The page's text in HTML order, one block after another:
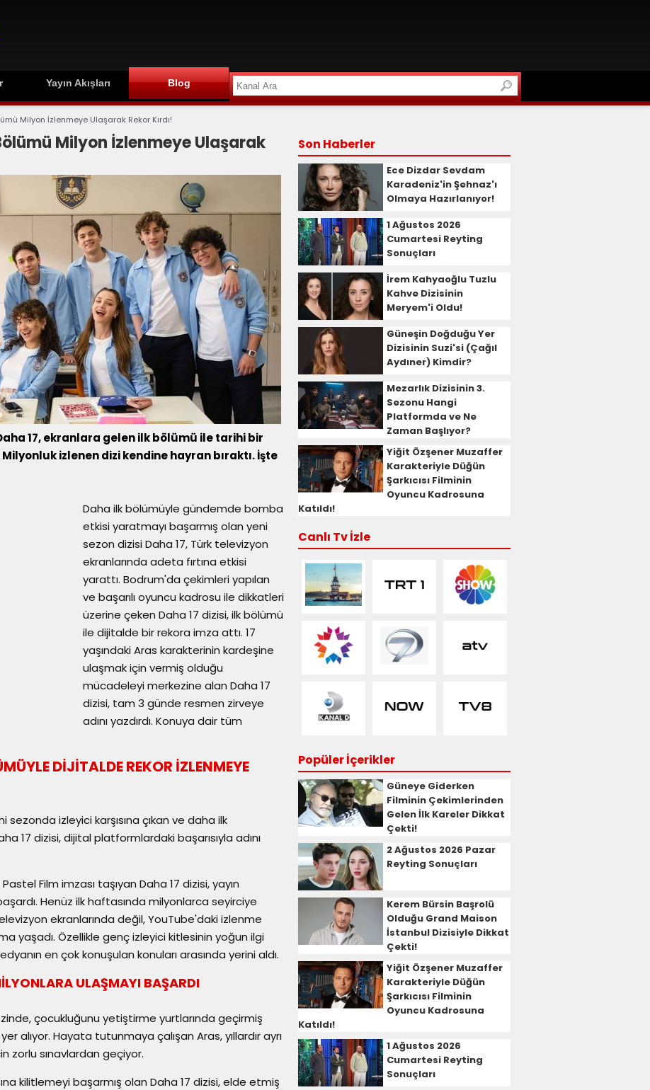
Yayın Akışları Blog
Milyon İzlenmeye Ulaşarak Rekor Kırdı!
Milyon İzlenmeye Ulaşarak
17, ekranlara gelen ilk bölümü ile tarihi bir
izlenen dizi kendine hayran bıraktı. İşte
Daha ilk bölümüyle gündemde bomba
etkisi yaratmayı başarmış olan yeni
sezon dizisi Daha 17, Türk televizyon
ekranlarında adeta fırtına etkisi
yarattı. Bodrum'da çekimleri yapılan
ve başarılı oyuncu kadrosu ile dikkatleri
üzerine çeken Daha 17 dizisi, ilk bölümü
ile dijitalde bir rekora imza attı. 17
yaşındaki Aras karakterinin kardeşine
ulaşmak için vermiş olduğu
mücadeleyi merkezine alan Daha 17
dizisi, tam 3 günde resmen zirveye
adını yazdırdı. Konuya dair tüm
DİJİTALDE REKOR İZLENMEYE
sezonda izleyici karşısına çıkan ve daha ilk
17 dizisi, dijital platformlardaki başarısıyla adını
Film imzası taşıyan Daha 17 dizisi, yayın
Henüz ilk haftasında milyonlarca seyirciye
ekranlarında değil, YouTube'daki izlenme
yaşadı. Özellikle genç izleyici kitlesinin yoğun ilgi
en çok konuşulan konuları arasında yerini aldı.
ULAŞMAYI BAŞARDI
çocukluğunu yetiştirme yurtlarında geçirmiş
alıyor. Hayata tutunmaya çalışan Aras, yıllardır ayrı
zorlu sınavlardan geçiyor.
kilitlemeyi başarmış olan Daha 17 dizisi, elde etmiş
Son Haberler
Ece Dizdar Sevdam
Karadeniz'in Şehnaz'ı
Olmaya Hazırlanıyor!
1 Ağustos 2026
Cumartesi Reyting
Sonuçları
İrem Kahyaoğlu Tuzlu
Kahve Dizisinin
Meryem'i Oldu!
Güneşin Doğduğu Yer
Dizisinin Suzi'si (Çağıl
Aydıner) Kimdir?
Mezarlık Dizisinin 3.
Sezonu Hangi
Platformda ve Ne
Zaman Başlıyor?
Yiğit Özşener Muzaffer
Karakteriyle Düğün
Şarkıcısı Filminin
Oyuncu Kadrosuna
Katıldı!
Canlı Tv İzle
Popüler İçerikler
Güneye Giderken
Filminin Çekimlerinden
Gelen İlk Kareler Dikkat
Çekti!
2 Ağustos 2026 Pazar
Reyting Sonuçları
Kerem Bürsin Başrolü
Olduğu Grand Maison
İstanbul Dizisiyle Dikkat
Çekti!
Yiğit Özşener Muzaffer
Karakteriyle Düğün
Şarkıcısı Filminin
Oyuncu Kadrosuna
Katıldı!
1 Ağustos 2026
Cumartesi Reyting
Sonuçları